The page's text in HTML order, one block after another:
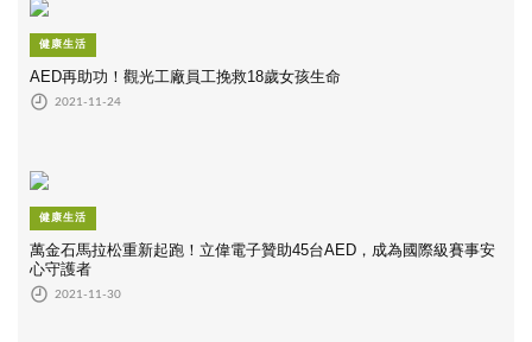
健康生活
AED再助功！觀光工廠員工挽救18歲女孩生命
2021-11-24
健康生活
萬金石馬拉松重新起跑！立偉電子贊助45台AED，成為國際級賽事安
心守護者
2021-11-30